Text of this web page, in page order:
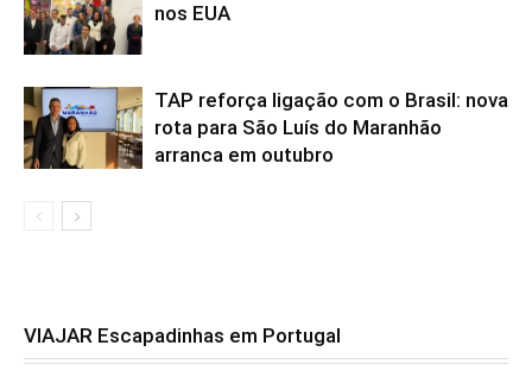
nos EUA
TAP reforça ligação com o Brasil: nova
rota para São Luís do Maranhão
arranca em outubro
VIAJAR Escapadinhas em Portugal